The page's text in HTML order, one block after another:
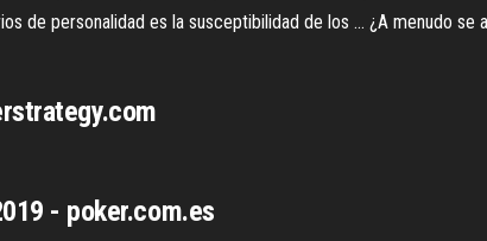
de personalidad es la susceptibilidad de los ... ¿A menudo se
- poker.com.es